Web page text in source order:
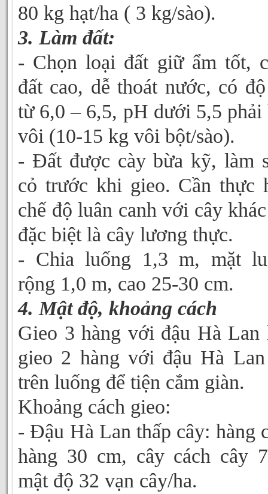
80 kg hạt/ha ( 3 kg/sào).
3. Làm đất:
- Chọn loại đất giữ ẩm tốt,
đất cao, dễ thoát nước, có
từ 6,0 – 6,5, pH dưới 5,5 phải
vôi (10-15 kg vôi bột/sào).
- Đất được cày bừa kỹ, làm
cỏ trước khi gieo. Cần thực
chế độ luân canh với cây
đặc biệt là cây lương thực.
- Chia luống 1,3 m, mặt
rộng 1,0 m, cao 25-30 cm.
4. Mật độ, khoảng cách
Gieo 3 hàng với đậu Hà Lan
gieo 2 hàng với đậu Hà
trên luống để tiện cắm giàn.
Khoảng cách gieo:
- Đậu Hà Lan thấp cây: hàng
hàng 30 cm, cây cách cây
mật độ 32 vạn cây/ha.